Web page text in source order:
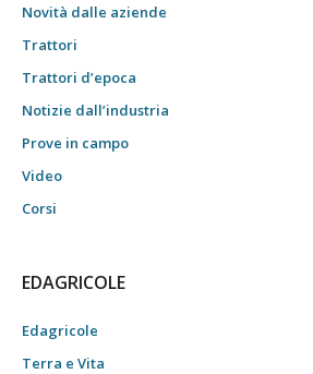
Novità dalle aziende
Trattori
Trattori d’epoca
Notizie dall’industria
Prove in campo
Video
Corsi
EDAGRICOLE
Edagricole
Terra e Vita